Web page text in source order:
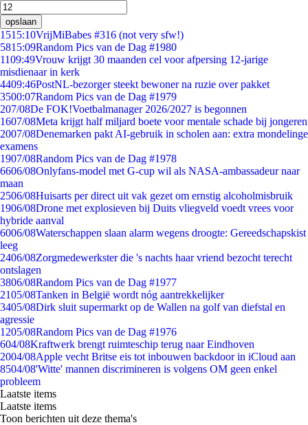
opslaan
1515:10VrijMiBabes #316 (not very sfw!)
5815:09Random Pics van de Dag #1980
1109:49Vrouw krijgt 30 maanden cel voor afpersing 12-jarige
misdienaar in kerk
4409:46PostNL-bezorger steekt bewoner na ruzie over pakket
3500:07Random Pics van de Dag #1979
207/08De FOK!Voetbalmanager 2026/2027 is begonnen
1607/08Meta krijgt half miljard boete voor mentale schade bij jongeren
2007/08Denemarken pakt AI-gebruik in scholen aan: extra mondelinge
examens
1907/08Random Pics van de Dag #1978
6606/08Onlyfans-model met G-cup wil als NASA-ambassadeur naar
maan
2506/08Huisarts per direct uit vak gezet om ernstig alcoholmisbruik
1906/08Drone met explosieven bij Duits vliegveld voedt vrees voor
hybride aanval
6006/08Waterschappen slaan alarm wegens droogte: Gereedschapskist
leeg
2406/08Zorgmedewerkster die 's nachts haar vriend bezocht terecht
ontslagen
3806/08Random Pics van de Dag #1977
2105/08Tanken in België wordt nóg aantrekkelijker
3405/08Dirk sluit supermarkt op de Wallen na golf van diefstal en
agressie
1205/08Random Pics van de Dag #1976
604/08Kraftwerk brengt ruimteschip terug naar Eindhoven
2004/08Apple vecht Britse eis tot inbouwen backdoor in iCloud aan
8504/08'Witte' mannen discrimineren is volgens OM geen enkel
probleem
Laatste items
Laatste items
Toon berichten uit deze thema's